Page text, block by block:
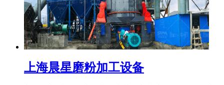
上海晨星磨粉加工设备